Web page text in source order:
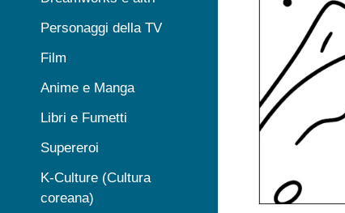
Personaggi della TV
Film
Anime e Manga
Libri e Fumetti
Supereroi
K-Culture (Cultura
coreana)